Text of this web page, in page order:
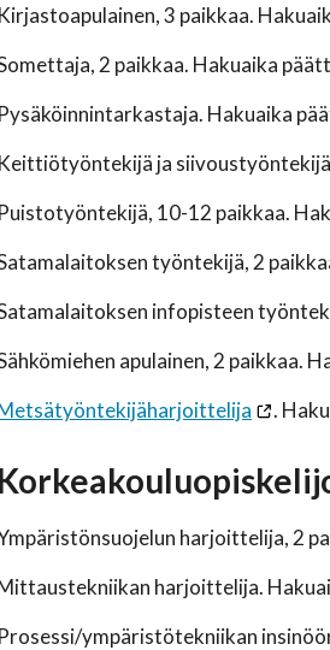
Kirjastoapulainen, 3 paikkaa.
2 paikkaa. Hakuaika
Pysäköinnintarkastaja. Hakuaika
Keittiötyöntekijä ja
Puistotyöntekijä, 10-12 paikkaa.
työntekijä, 2
infopisteen
apulainen, 2 paikkaa.
.
harjoittelija, 2
harjoittelija.
Prosessi/ympäristötekniikan